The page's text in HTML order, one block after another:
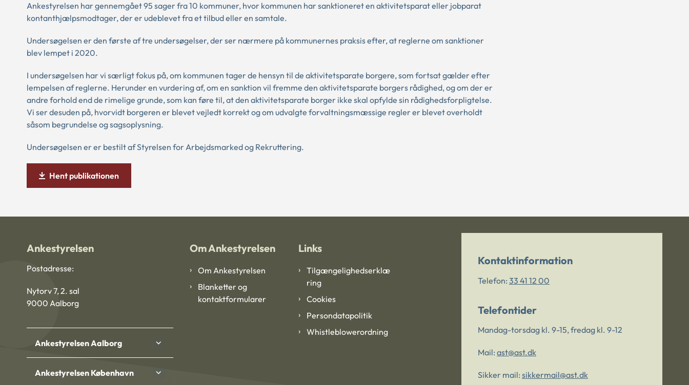
Ankestyrelsen har gennemgået 95 sager fra 10 kommuner, hvor kommunen har sanktioneret en aktivitetsparat eller jobparat
kontanthjælpsmodtager, der er udeblevet fra et tilbud eller en samtale.
Undersøgelsen er den første af tre undersøgelser, der ser nærmere på kommunernes praksis efter, at reglerne om sanktioner
blev lempet i 2020.
I undersøgelsen har vi særligt fokus på, om kommunen tager de hensyn til de aktivitetsparate borgere, som fortsat gælder efter
lempelsen af reglerne. Herunder en vurdering af, om en sanktion vil fremme den aktivitetsparate borgers rådighed, og om der er
andre forhold end de rimelige grunde, som kan føre til, at den aktivitetsparate borger ikke skal opfylde sin rådighedsforpligtelse.
Vi ser desuden på, hvorvidt borgeren er blevet vejledt korrekt og om udvalgte forvaltningsmæssige regler er blevet overholdt
såsom begrundelse og sagsoplysning.
Undersøgelsen er er bestilt af Styrelsen for Arbejdsmarked og Rekruttering.
Hent publikationen
Ankestyrelsen
Postadresse:
Nytorv 7, 2. sal
9000 Aalborg
Ankestyrelsen Aalborg
Ankestyrelsen København
Om Ankestyrelsen
Om Ankestyrelsen
Blanketter og
kontaktformularer
Links
Tilgængelighedserklæ
ring
Cookies
Persondatapolitik
Whistleblowerordning
Kontaktinformation
Telefon: 33 41 12 00
Telefontider
Mandag-torsdag kl. 9-15, fredag kl. 9-12
Mail: ast@ast.dk
Sikker mail: sikkermail@ast.dk